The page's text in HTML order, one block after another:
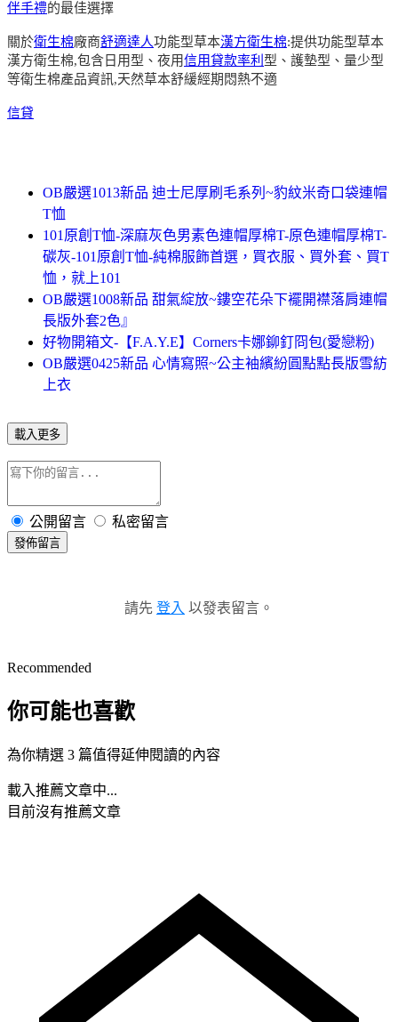
伴手禮的最佳選擇
關於衛生棉廠商舒適達人功能型草本漢方衛生棉:提供功能型草本
漢方衛生棉,包含日用型、夜用信用貸款率利 型、護墊型、量少型
等衛生棉產品資訊,天然草本舒緩經期悶熱不適
信貸
OB嚴選1013新品 迪士尼厚刷毛系列~豹紋米奇口袋連帽
T恤
101原創T恤-深麻灰色男素色連帽厚棉T-原色連帽厚棉T-
碳灰-101原創T恤-純棉服飾首選，買衣服、買外套、買T
恤，就上101
OB嚴選1008新品 甜氣綻放~鏤空花朵下襬開襟落肩連帽
長版外套2色』
好物開箱文-【F.A.Y.E】Corners卡娜鉚釘冏包(愛戀粉)
OB嚴選0425新品 心情寫照~公主袖繽紛圓點點長版雪紡
上衣
載入更多
公開留言 私密留言
發佈留言
請先 登入 以發表留言。
Recommended
你可能也喜歡
為你精選 3 篇值得延伸閱讀的內容
載入推薦文章中...
目前沒有推薦文章